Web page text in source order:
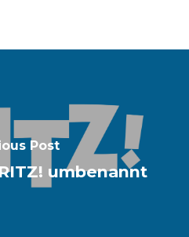
Post
umbenannt